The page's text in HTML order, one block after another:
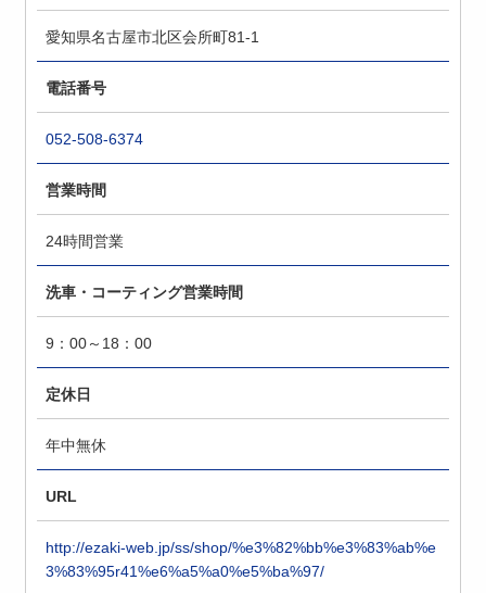
愛知県名古屋市北区会所町81-1
電話番号
052-508-6374
営業時間
24時間営業
洗車・コーティング営業時間
9：00～18：00
定休日
年中無休
URL
http://ezaki-web.jp/ss/shop/%e3%82%bb%e3%83%ab%e
3%83%95r41%e6%a5%a0%e5%ba%97/